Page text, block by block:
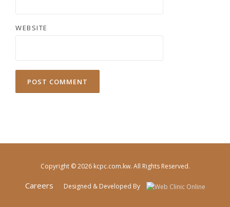
WEBSITE
Copyright © 2026 kcpc.com.kw. All Rights Reserved.
Careers Designed & Developed By